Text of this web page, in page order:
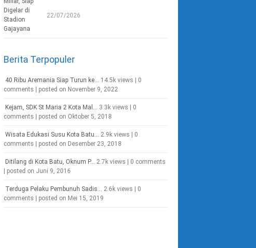
22/07/2026
Berita Terpopuler
40 Ribu Aremania Siap Turun ke... 14.5k views
0
comments
posted on November 9, 2022
Kejam, SDK St Maria 2 Kota Mal... 3.3k views
0
comments
posted on Oktober 5, 2018
Wisata Edukasi Susu Kota Batu... 2.9k views
0
comments
posted on Desember 23, 2018
Ditilang di Kota Batu, Oknum P... 2.7k views
0 comments
posted on Juni 9, 2016
Terduga Pelaku Pembunuh Sadis... 2.6k views
0
comments
posted on Mei 15, 2019